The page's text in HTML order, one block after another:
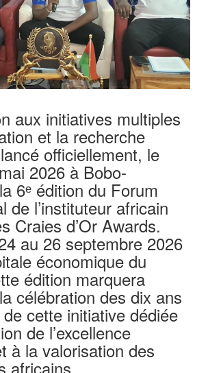
aux initiatives multiples
et la recherche
officiellement, le
2026 à Bobo-
6ᵉ édition du Forum
de l’instituteur africain
Craies d’Or Awards.
au 26 septembre 2026
économique du
édition marquera
célébration des dix ans
de cette initiative dédiée
de l’excellence
à la valorisation des
africains.